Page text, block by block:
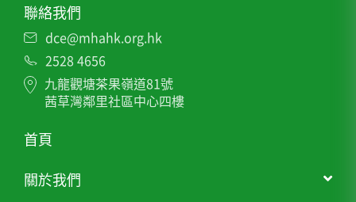
聯絡我們
dce@mhahk.org.hk
2528 4656
九龍觀塘茶果嶺道81號
茜草灣鄰里社區中心四樓
首頁
關於我們